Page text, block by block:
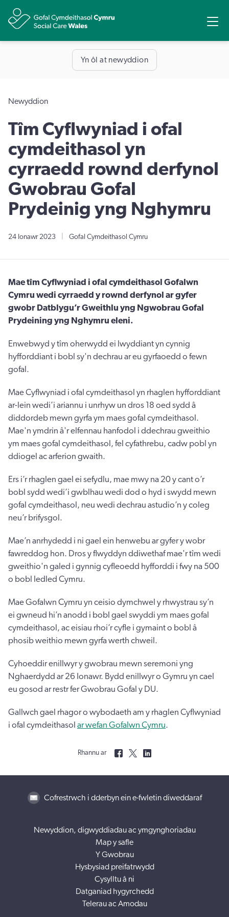
Yn ôl at newyddion
Newyddion
Tîm Cyflwyniad i ofal
cymdeithasol yn
cyrraedd rownd derfynol
Gwobrau Gofal
Prydeinig yng Nghymru
24 Ionawr 2023 Gofal Cymdeithasol Cymru
Mae tîm Cyflwyniad i ofal cymdeithasol Gofalwn
Cymru wedi cyrraedd y rownd derfynol ar gyfer
gwobr Datblygu’r Gweithlu yng Ngwobrau Gofal
Prydeining yng Nghymru eleni.
Enwebwyd y tîm oherwydd ei lwyddiant yn cynnig
hyfforddiant i bobl sy'n dechrau ar eu gyrfaoedd o fewn
gofal.
Mae Cyflwyniad i ofal cymdeithasol yn rhaglen hyfforddiant
ar-lein wedi’i ariannu i unrhyw un dros 18 oed sydd â
diddordeb mewn gyrfa ym maes gofal cymdeithasol.
Mae'n ymdrin â'r elfennau hanfodol i ddechrau gweithio
ym maes gofal cymdeithasol, fel cyfathrebu, cadw pobl yn
ddiogel ac arferion gwaith.
Ers i’r rhaglen gael ei sefydlu, mae mwy na 20 y cant o’r
bobl sydd wedi’i gwblhau wedi dod o hyd i swydd mewn
gofal cymdeithasol, neu wedi dechrau astudio’n y coleg
neu’r brifysgol.
Mae’n anrhydedd i ni gael ein henwebu ar gyfer y wobr
fawreddog hon. Dros y flwyddyn ddiwethaf mae'r tîm wedi
gweithio'n galed i gynnig cyfleoedd hyfforddi i fwy na 500
o bobl ledled Cymru.
Mae Gofalwn Cymru yn ceisio dymchwel y rhwystrau sy’n
ei gwneud hi’n anodd i bobl gael swyddi ym maes gofal
cymdeithasol, ac eisiau rhoi’r cyfle i gymaint o bobl â
phosib weithio mewn gyrfa werth chweil.
Cyhoeddir enillwyr y gwobrau mewn seremoni yng
Nghaerdydd ar 26 Ionawr. Bydd enillwyr o Gymru yn cael
eu gosod ar restr fer Gwobrau Gofal y DU.
Gallwch gael rhagor o wybodaeth am y rhaglen Cyflwyniad
i ofal cymdeithasol ar wefan Gofalwn Cymru.
Rhannu ar
Cofrestrwch i dderbyn ein e-fwletin diweddaraf
Newyddion, digwyddiadau ac ymgynghoriadau
Map y safle
Y Gwobrau
Hysbysiad preifatrwydd
Cysylltu â ni
Datganiad hygyrchedd
Telerau ac Amodau